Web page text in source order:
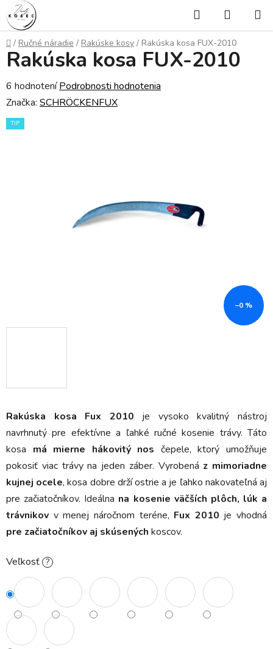
Prejsť
na
obsah
Hľadať
KOŠÍK
Domov
/ Ručné náradie / Rakúske kosy / Rakúska kosa FUX-2010
Rakúska kosa Fux 2010 je vysoko kvalitný nástroj
navrhnutý pre efektívne a ľahké ručné kosenie trávy. Táto
kosa má mierne hákovitý nos čepele, ktorý umožňuje
pokosiť viac trávy na jeden záber. Vyrobená z mimoriadne
kujnej ocele, kosa dobre drží ostrie a je ľahko nakovateľná aj
pre začiatočníkov. Ideálna na kosenie väčších plôch, lúk a
trávnikov v menej náročnom teréne, Fux 2010 je vhodná
pre začiatočníkov aj skúsených koscov.
Veľkosť ?
Rakúska kosa FUX-2010
Priemerné
hodnotenie
produktu
6 hodnotení Podrobnosti hodnotenia
Značka: SCHRÖCKENFUX
TIP
–0 %